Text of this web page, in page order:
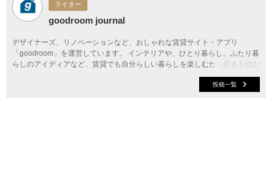
ライター
goodroom journal
...続きを読む
デザイナーズ、リノベーションなど、おしゃれな賃貸サイト・アプリ
「goodroom」を運営しています。 インテリアや、ひとり暮らし、ふたり暮
らしのアイディアなど、賃貸でも自分らしい暮らしを楽しむためのヒントを
投稿一覧